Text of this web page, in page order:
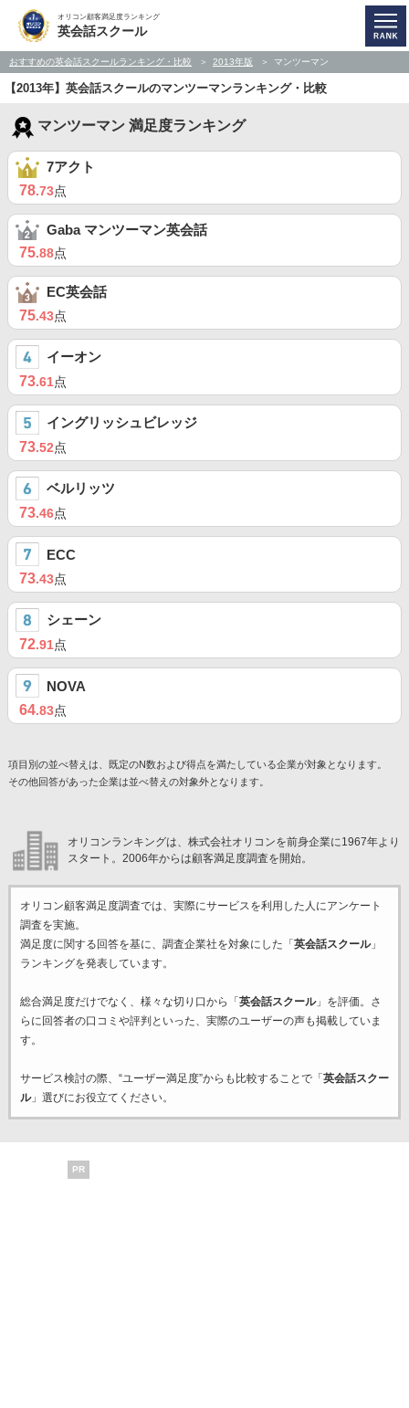
オリコン顧客満足度ランキング
英会話スクール
おすすめの英会話スクールランキング・比較 2013年版 マンツーマン
【2013年】英会話スクールのマンツーマンランキング・比較
マンツーマン 満足度ランキング
7アクト
78.73点
Gaba マンツーマン英会話
75.88点
EC英会話
75.43点
イーオン
73.61点
イングリッシュビレッジ
73.52点
ベルリッツ
73.46点
ECC
73.43点
シェーン
72.91点
NOVA
64.83点
項目別の並べ替えは、既定のN数および得点を満たしている企業が対象となります。
その他回答があった企業は並べ替えの対象外となります。
オリコンランキングは、株式会社オリコンを前身企業に1967年より
スタート。2006年からは顧客満足度調査を開始。
オリコン顧客満足度調査では、実際にサービスを利用した 人にアンケート
調査を実施。
満足度に関する回答を基に、調査企業社を対象にした「 英会話スクール」
ランキングを発表しています。
総合満足度だけでなく、様々な切り口から「 英会話スクール」を評価。さ
らに回答者の口コミや評判といった、実際のユーザーの声も掲載していま
す。
サービス検討の際、“ユーザー満足度”からも比較することで「 英会話スクー
ル」選びにお役立てください。
PR